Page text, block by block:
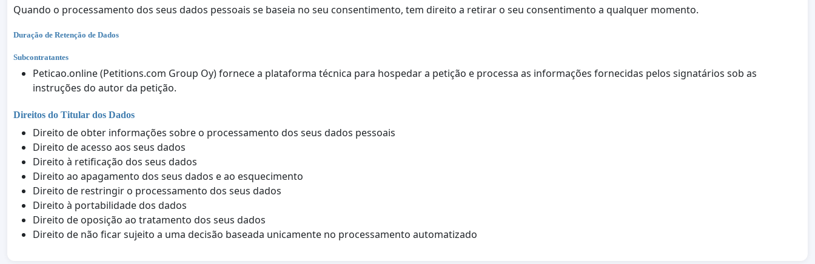
Quando o processamento dos seus dados pessoais se baseia no seu consentimento, tem direito a retirar o seu consentimento a qualquer momento.
Duração de Retenção de Dados
Subcontratantes
Peticao.online (Petitions.com Group Oy) fornece a plataforma técnica para hospedar a petição e processa as informações fornecidas pelos signatários sob as
instruções do autor da petição.
Direitos do Titular dos Dados
Direito de obter informações sobre o processamento dos seus dados pessoais
Direito de acesso aos seus dados
Direito à retificação dos seus dados
Direito ao apagamento dos seus dados e ao esquecimento
Direito de restringir o processamento dos seus dados
Direito à portabilidade dos dados
Direito de oposição ao tratamento dos seus dados
Direito de não ficar sujeito a uma decisão baseada unicamente no processamento automatizado